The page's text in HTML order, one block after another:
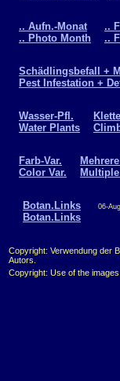
.. Aufn.-Monat
.. Photo Month
..
..
Schädlingsbefall +
Pest Infestation +
Wasser-Pfl.
Water Plants
Farb-Var.
Color Var.
Botan.Links
Botan.Links
06-
Copyright: Verwendung der
Autors.
Copyright: Use of the